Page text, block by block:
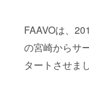
FAAVOは、
の宮崎からサ
タートさせま